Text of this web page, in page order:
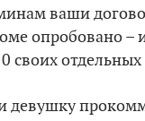
ваши
опробовано –
своих
девушку